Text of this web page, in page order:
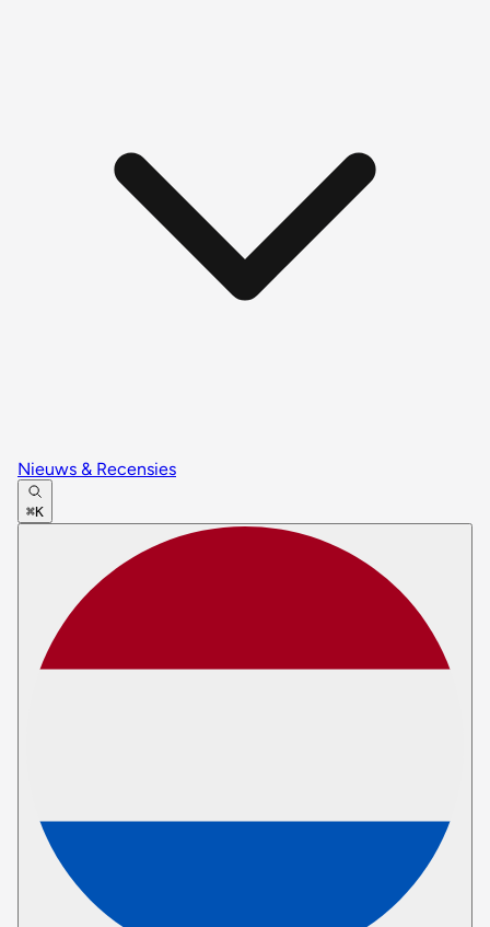
Nieuws & Recensies
⌘K